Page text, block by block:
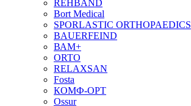
REHBAND
Bort Medical
SPORLASTIC ORTHOPAEDICS
BAUERFEIND
ВАМ+
ORTO
RELAXSAN
Fosta
КОМФ-ОРТ
Ossur